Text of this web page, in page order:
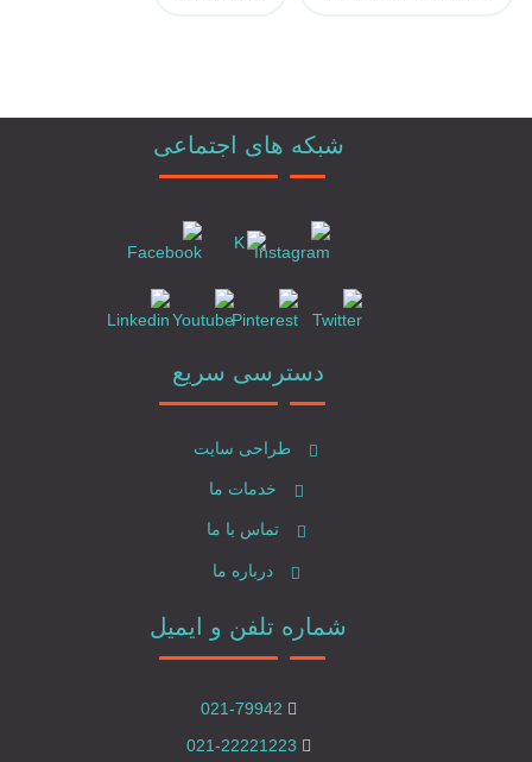
شبکه های اجتماعی
دسترسی سریع
طراحی سایت
خدمات ما
تماس با ما
درباره ما
شماره تلفن و ایمیل
021-79942
021-22221223